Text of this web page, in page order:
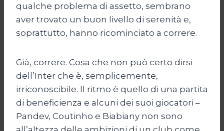
qualche problema di assetto, sembrano
aver trovato un buon livello di serenità e,
soprattutto, hanno ricominciato a correre.
Già, correre. Cosa che non può certo dirsi
dell’Inter che è, semplicemente,
irriconoscibile. Il ritmo è quello di una partita
di beneficienza e alcuni dei suoi giocatori –
Pandev, Coutinho e Biabiany non sono